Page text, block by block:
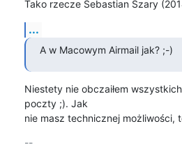
Tako rzecze Sebastian Szary
...
A w Macowym Airmail jak? ;-)
Niestety nie obczaiłem
poczty ;). Jak
nie masz technicznej możliwości,
--